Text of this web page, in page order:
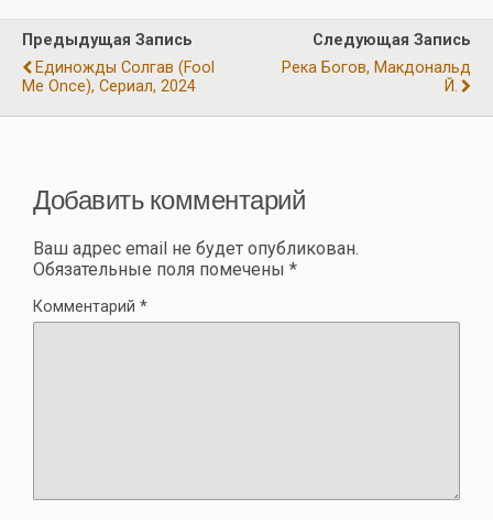
o
o
k
a
m
A
p
p
р
а
в
Предыдущая Запись
Единожды Солгав (Fool
Me Once), Сериал, 2024
Следующая Запись
Река Богов, Макдональд
Й.
Добавить комментарий
Ваш адрес email не будет опубликован.
Обязательные поля помечены *
Комментарий *